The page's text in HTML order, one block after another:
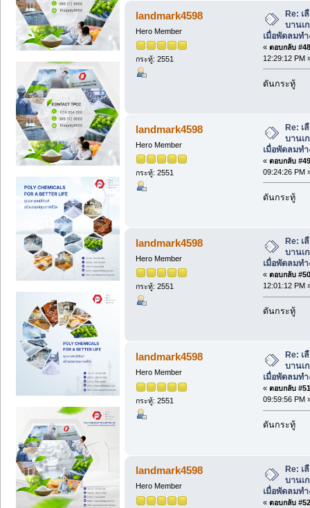
landmark4598
Hero Member
กระทู้: 2551
Re: เ
บานเ
เมื่อพัดลมท
« ตอบกลับ
12:29:12 PM
ดันกระทู้
landmark4598
Hero Member
กระทู้: 2551
Re: เ
บานเ
เมื่อพัดลมท
« ตอบกลับ
09:24:26 PM
ดันกระทู้
landmark4598
Hero Member
กระทู้: 2551
Re: เ
บานเ
เมื่อพัดลมท
« ตอบกลับ
12:01:12 PM
ดันกระทู้
landmark4598
Hero Member
กระทู้: 2551
Re: เ
บานเ
เมื่อพัดลมท
« ตอบกลับ
09:59:56 PM
ดันกระทู้
landmark4598
Hero Member
Re: เ
บานเ
เมื่อพัดลมท
« ตอบกลับ